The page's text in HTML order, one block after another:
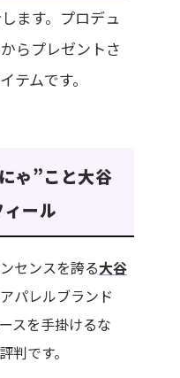
ます。プロデュ
らプレゼントさ
テムです。
ゃ”こと大谷
ール
センスを誇る大谷
パレルブランド
スを手掛けるな
判です。